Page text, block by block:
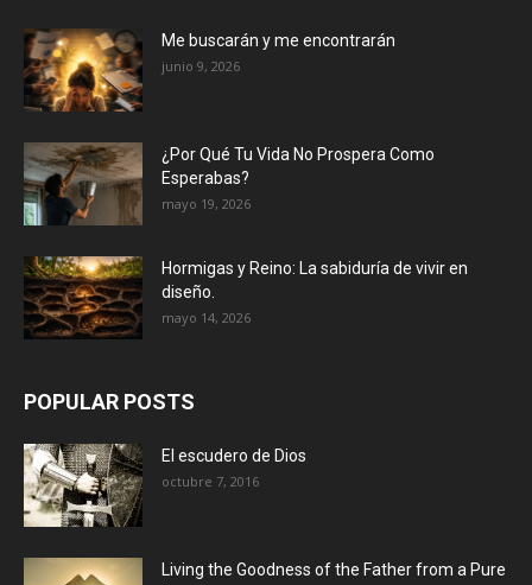
Me buscarán y me encontrarán
junio 9, 2026
¿Por Qué Tu Vida No Prospera Como
Esperabas?
mayo 19, 2026
Hormigas y Reino: La sabiduría de vivir en
diseño.
mayo 14, 2026
POPULAR POSTS
El escudero de Dios
octubre 7, 2016
Living the Goodness of the Father from a Pure